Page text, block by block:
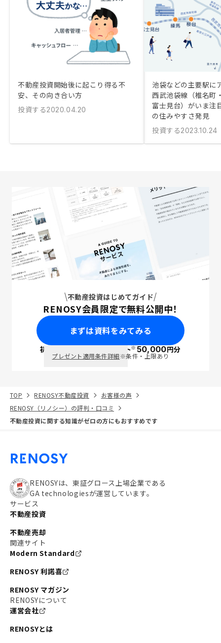
不動産投資開始後に起こり得る不
安、その向き合い方
投資する2020.04.20
池袋などの主要駅に
西武池袋線（椎名町
富士見台）がいま注
の住みやすさ発見
投資する2023.10.24
不動産投資はじめてガイド
RENOSY会員限定で無料公開中！
まずは資料をみてみる
初回面談で ポイント※50,000円分
プレゼント適用条件詳細※条件・上限あり
TOP RENOSY不動産投資
お客様の声
RENOSY（リノシー）の評判・口コミ
不動産投資に関する知識がゼロの方にもおすすめです
RENOSYは、東証グロース上場企業である
GA technologiesが運営しています。
サービス
不動産投資
不動産売却
関連サイト
Modern Standard
RENOSY 利諾喜
RENOSY マガジン
RENOSYについて
運営会社
RENOSYとは